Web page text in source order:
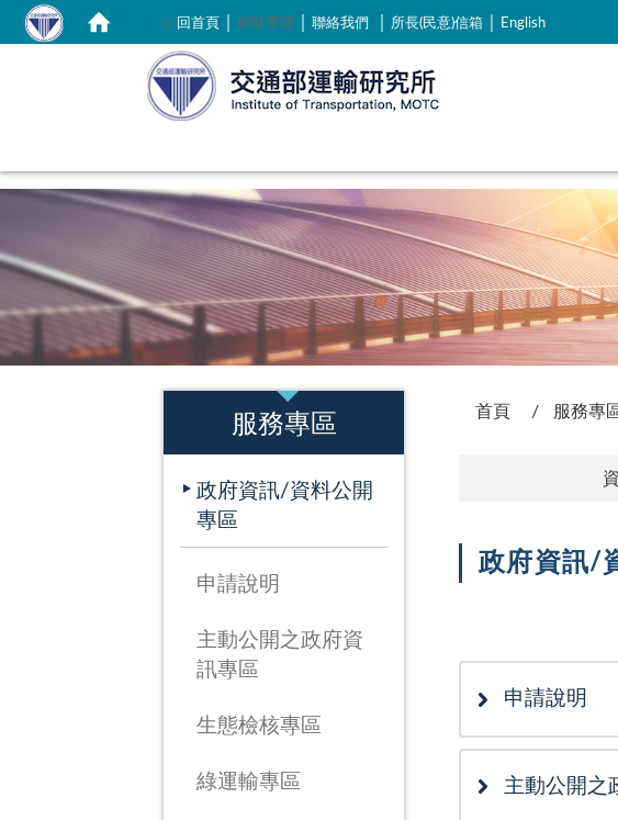
::: 回首頁｜ 網站導覽 聯絡我們｜ 所長(民意)信箱｜ English
服務專區
政府資訊/資料公開
專區
申請說明
主動公開之政府資
訊專區
生態檢核專區
綠運輸專區
首頁 服務專
政府資訊/
申請說明
主動公開之